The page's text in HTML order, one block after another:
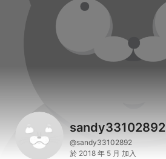
sandy33102892
@sandy33102892
於 2018 年 5 月 加入